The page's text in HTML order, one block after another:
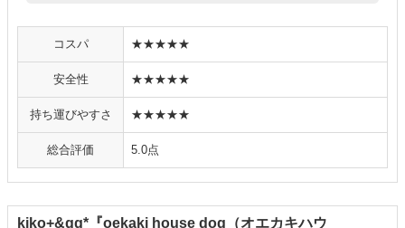
コスパ ★★★★★
安全性 ★★★★★
持ち運びやすさ ★★★★★
総合評価 5.0点
kiko+&gg*『oekaki house dog（オエカキハウ